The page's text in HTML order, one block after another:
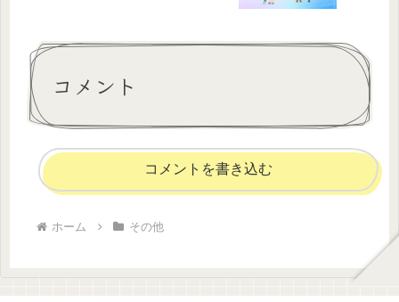
コメント
コメントを書き込む
ホーム その他